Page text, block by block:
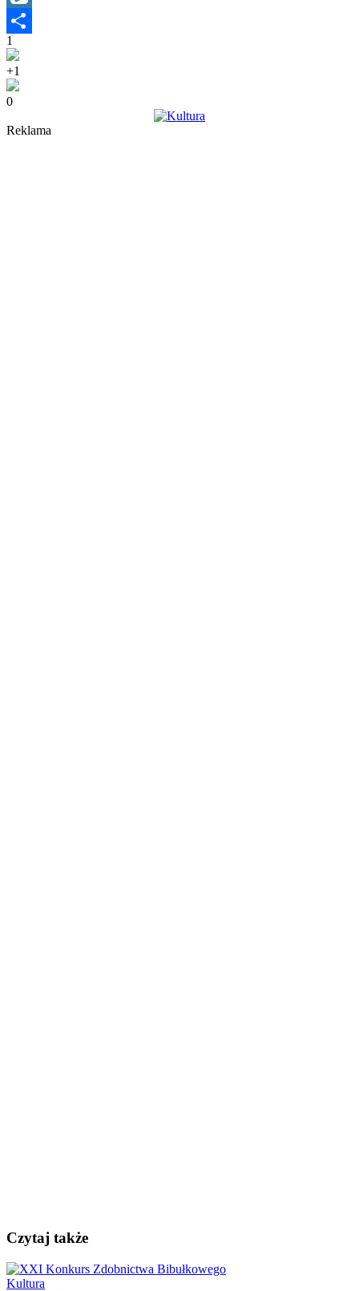
Wykop
Share
1
+1
0
Reklama
Czytaj także
Kultura